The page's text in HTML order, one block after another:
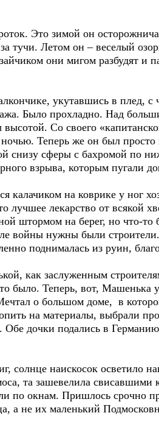
Это зимой он
тучи. Летом он – веселый
они мигом разбудят и
укутавшись в плед, с
Было прохладно. Над
Со своего
Теперь же он был
снизу сферы с бахромой по
взрыва, которым пугали
калачиком на коврике у ног
лучшее лекарство от всякой
штормом на берег, но что-то
войны нужны были
поднималась из руин,
как заслуженным
было. Теперь, вот, Машенька
о большом доме, в
на материалы, выбрали
дочки подались в
солнце наискосок осветило
та зашевелила
по окнам. Пришлось срочно
а не их маленький